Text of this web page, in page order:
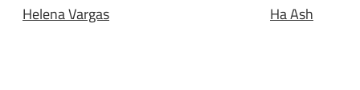
Helena Vargas
Ha Ash